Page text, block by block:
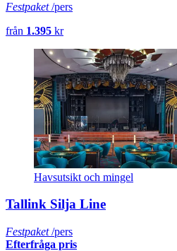
Festpaket/pers
från 1.395 kr
Havsutsikt och mingel
Tallink Silja Line
Festpaket/pers
Efterfråga pris